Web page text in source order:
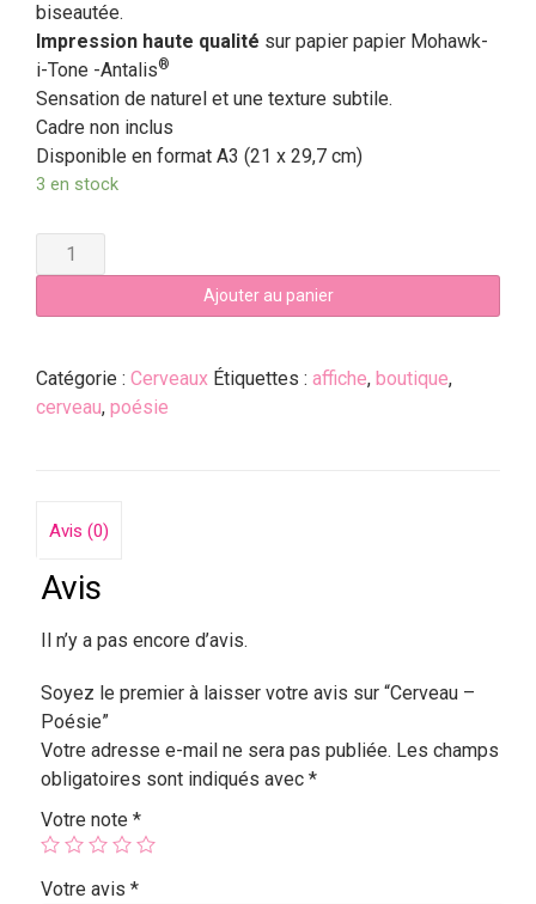
biseautée.
Impression haute qualité sur papier papier Mohawk-
i-Tone -Antalis®
Sensation de naturel et une texture subtile.
Cadre non inclus
Disponible en format A3 (21 x 29,7 cm)
3 en stock
Ajouter au panier
Catégorie : Cerveaux Étiquettes : affiche, boutique,
cerveau, poésie
Avis (0)
Avis
Il n’y a pas encore d’avis.
Soyez le premier à laisser votre avis sur “Cerveau –
Poésie”
Votre adresse e-mail ne sera pas publiée. Les champs
obligatoires sont indiqués avec *
Votre note *
Votre avis *